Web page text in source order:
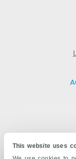
This website uses